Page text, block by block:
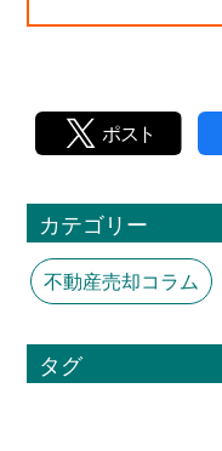
カテゴリー
不動産売却コラム
タグ